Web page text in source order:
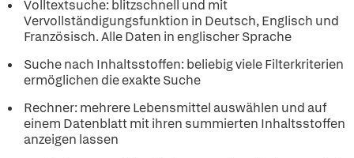
Volltextsuche: blitzschnell und mit
Vervollständigungsfunktion in Deutsch, Englisch und
Französisch. Alle Daten in englischer Sprache
Suche nach Inhaltsstoffen: beliebig viele Filterkriterien
ermöglichen die exakte Suche
Rechner: mehrere Lebensmittel auswählen und auf
einem Datenblatt mit ihren summierten Inhaltsstoffen
anzeigen lassen